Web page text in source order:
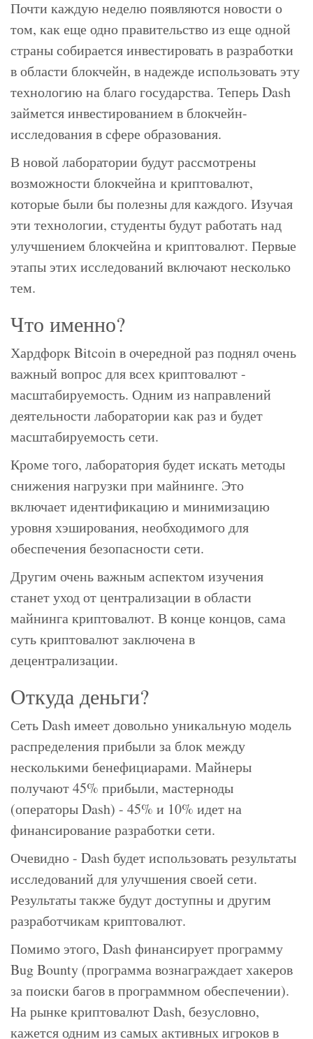
Почти каждую неделю появляются новости о
том, как еще одно правительство из еще одной
страны собирается инвестировать в разработки
в области блокчейн, в надежде использовать эту
технологию на благо государства. Теперь Dash
займется инвестированием в блокчейн-
исследования в сфере образования.
В новой лаборатории будут рассмотрены
возможности блокчейна и криптовалют,
которые были бы полезны для каждого. Изучая
эти технологии, студенты будут работать над
улучшением блокчейна и криптовалют. Первые
этапы этих исследований включают несколько
тем.
Что именно?
Хардфорк Bitcoin в очередной раз поднял очень
важный вопрос для всех криптовалют -
масштабируемость. Одним из направлений
деятельности лаборатории как раз и будет
масштабируемость сети.
Кроме того, лаборатория будет искать методы
снижения нагрузки при майнинге. Это
включает идентификацию и минимизацию
уровня хэширования, необходимого для
обеспечения безопасности сети.
Другим очень важным аспектом изучения
станет уход от централизации в области
майнинга криптовалют. В конце концов, сама
суть криптовалют заключена в
децентрализации.
Откуда деньги?
Сеть Dash имеет довольно уникальную модель
распределения прибыли за блок между
несколькими бенефициарами. Майнеры
получают 45% прибыли, мастерноды
(операторы Dash) - 45% и 10% идет на
финансирование разработки сети.
Очевидно - Dash будет использовать результаты
исследований для улучшения своей сети.
Результаты также будут доступны и другим
разработчикам криптовалют.
Помимо этого, Dash финансирует программу
Bug Bounty (программа вознаграждает хакеров
за поиски багов в программном обеспечении).
На рынке криптовалют Dash, безусловно,
кажется одним из самых активных игроков в